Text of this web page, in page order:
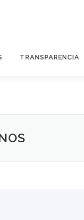
TRANSPARENCIA